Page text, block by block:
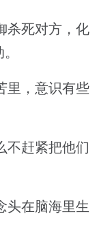
杀死对方，化
里，意识有些
赶紧把他们
在脑海里生